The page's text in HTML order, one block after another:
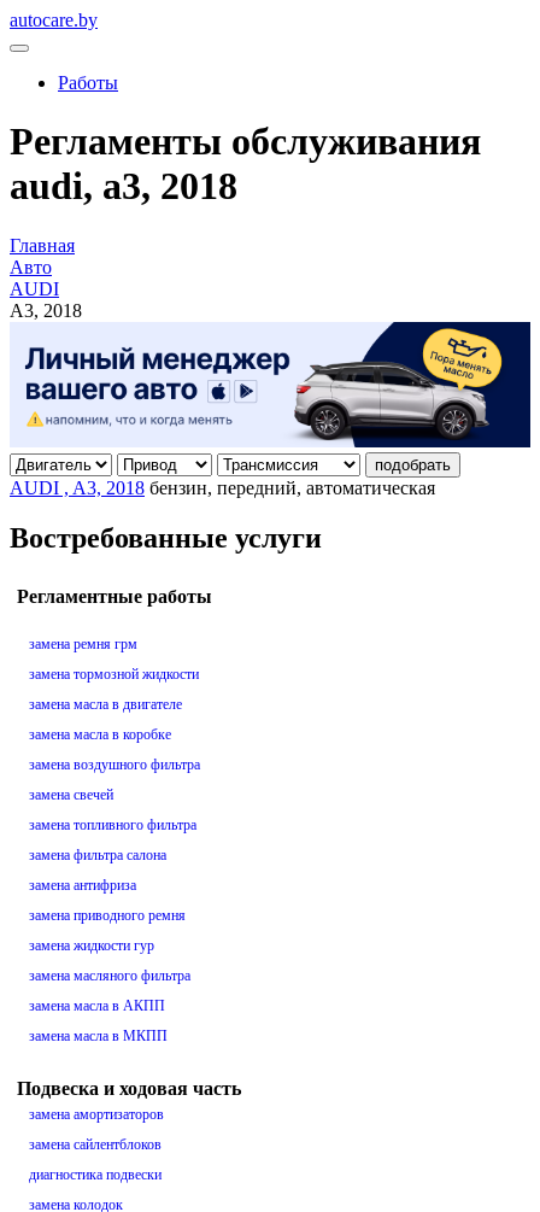
autocare.by
Работы
Регламенты обслуживания
audi, a3, 2018
Главная
Авто
AUDI
A3, 2018
подобрать
AUDI , A3, 2018 бензин, передний, автоматическая
Востребованные услуги
Регламентные работы
замена ремня грм
замена тормозной жидкости
замена масла в двигателе
замена масла в коробке
замена воздушного фильтра
замена свечей
замена топливного фильтра
замена фильтра салона
замена антифриза
замена приводного ремня
замена жидкости гур
замена масляного фильтра
замена масла в АКПП
замена масла в МКПП
Подвеска и ходовая часть
замена амортизаторов
замена сайлентблоков
диагностика подвески
замена колодок